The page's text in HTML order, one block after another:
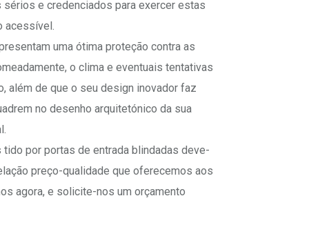
e credenciados para exercer estas
acessível.
uma ótima proteção contra as
o clima e eventuais tentativas
além de que o seu design inovador faz
no desenho arquitetónico da sua
tido por portas de entrada blindadas deve-
preço-qualidade que oferecemos aos
agora, e solicite-nos um orçamento